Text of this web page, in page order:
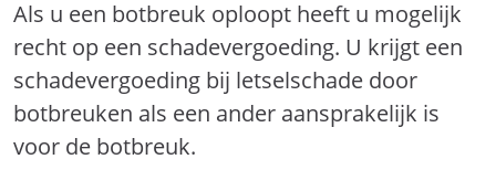
Als u een botbreuk oploopt heeft u mogelijk
recht op een schadevergoeding. U krijgt een
schadevergoeding bij letselschade door
botbreuken als een ander aansprakelijk is
voor de botbreuk.